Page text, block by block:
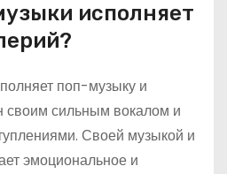
исполняет
поп-музыку и
своим сильным вокалом и
Своей музыкой и
эмоциональное и